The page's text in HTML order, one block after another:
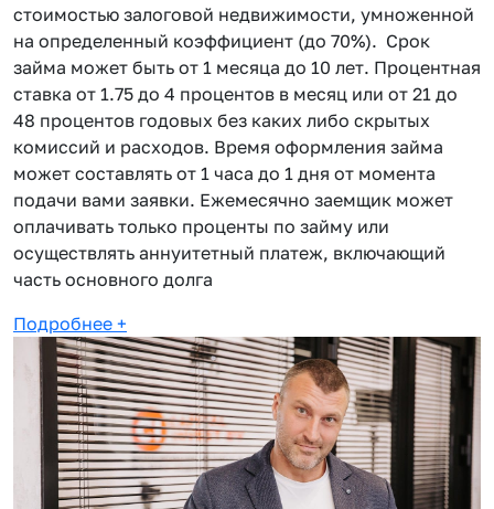
стоимостью залоговой недвижимости, умноженной
на определенный коэффициент (до 70%). Срок
займа может быть от 1 месяца до 10 лет. Процентная
ставка от 1.75 до 4 процентов в месяц или от 21 до
48 процентов годовых без каких либо скрытых
комиссий и расходов. Время оформления займа
может составлять от 1 часа до 1 дня от момента
подачи вами заявки. Ежемесячно заемщик может
оплачивать только проценты по займу или
осуществлять аннуитетный платеж, включающий
часть основного долга
Подробнее +